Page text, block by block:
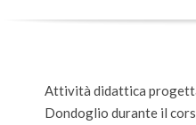
Attività didattica
Dondoglio durante il